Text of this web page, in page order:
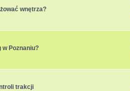
wnętrza?
w Poznaniu?
trakcji